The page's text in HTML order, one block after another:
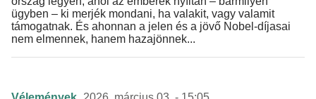
ügyben – ki merjék mondani, ha valakit, vagy valamit
támogatnak. És ahonnan a jelen és a jövő Nobel-díjasai
nem elmennek, hanem hazajönnek...